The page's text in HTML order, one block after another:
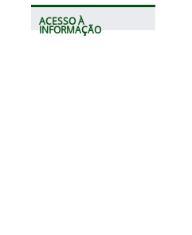
ACESSO À
INFORMAÇÃO